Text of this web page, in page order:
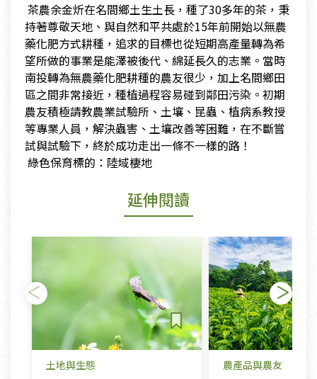
​ 茶農余金炘在名間鄉土生土長，種了30多年的茶，秉
持著尊敬天地、與自然和平共處於15年前開始以無農
藥化肥方式耕種，追求的目標也從短期高產量轉為希
望所做的事業是能澤被後代、綿延長久的志業。當時
南投轉為無農藥化肥耕種的農友很少，加上名間鄉田
區之間非常接近，種植過程容易碰到鄰田污染。初期
農友積極請教農業試驗所、土壤、昆蟲、植病系教授
等專業人員，解決蟲害、土壤改善等困難，在不斷嘗
試與試驗下，終於成功走出一條不一樣的路！
​ 綠色保育標的：陸域棲地
延伸閱讀
土地與生態 農產品與農友